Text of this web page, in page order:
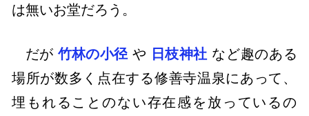
は無いお堂だろう。
だが 竹林の小径や 日枝神社 など趣のある
場所が数多く点在する修善寺温泉にあって、
埋もれることのない存在感を放っているの